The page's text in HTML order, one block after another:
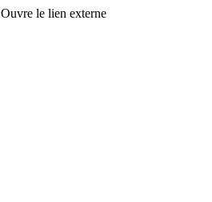
Ouvre le lien externe